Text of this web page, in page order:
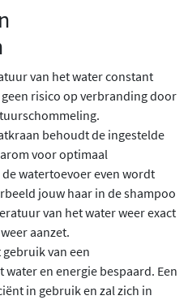
van het water constant
risico op verbranding door
behoudt de ingestelde
voor optimaal
watertoevoer even wordt
jouw haar in de shampoo
van het water weer exact
aanzet.
van een
en energie bespaard. Een
in gebruik en zal zich in